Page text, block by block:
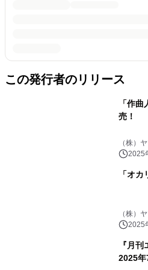
この発行者のリリース
「作
売！
（株）
トHD2025
「オ
（株）
トHD2025
『月
2025年